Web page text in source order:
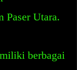
Paser Utara.
berbagai